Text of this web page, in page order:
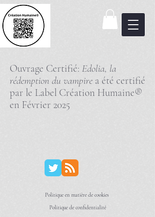
Ouvrage Certifié: Edolia, la
rédemption du vampire a été certifié
par le Label Création Humaine®
en Février 2025
Politique en matière de cookies
Politique de confidentialité